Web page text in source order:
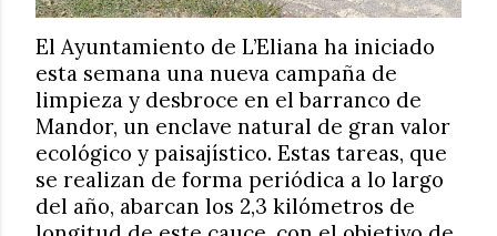
El Ayuntamiento de L’Eliana ha iniciado
esta semana una nueva campaña de
limpieza y desbroce en el barranco de
Mandor, un enclave natural de gran valor
ecológico y paisajístico. Estas tareas, que
se realizan de forma periódica a lo largo
del año, abarcan los 2,3 kilómetros de